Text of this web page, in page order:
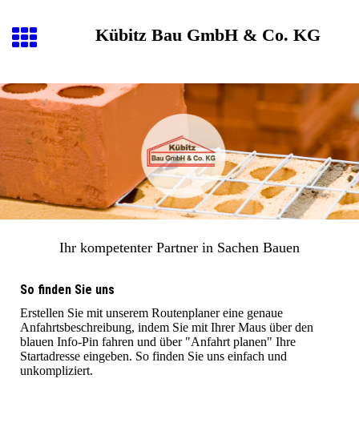
Kübitz Bau GmbH & Co. KG
Ihr kompetenter Partner in Sachen Bauen
So finden Sie uns
Erstellen Sie mit unserem Routenplaner eine genaue
Anfahrtsbeschreibung, indem Sie mit Ihrer Maus über den
blauen Info-Pin fahren und über "Anfahrt planen" Ihre
Startadresse eingeben. So finden Sie uns einfach und
unkompliziert.